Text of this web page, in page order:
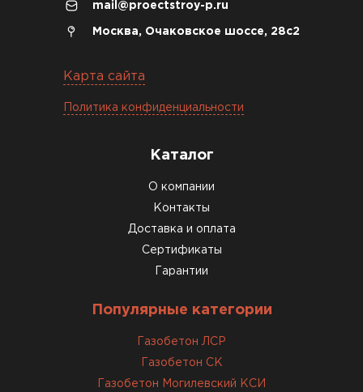
mail@proectstroy-p.ru
Москва, Очаковское шоссе, 28с2
Карта сайта
Политика конфиденциальности
Каталог
О компании
Контакты
Доставка и оплата
Сертификаты
Гарантии
Популярные категории
Газобетон ЛСР
Газобетон СК
Газобетон Могилевский КСИ